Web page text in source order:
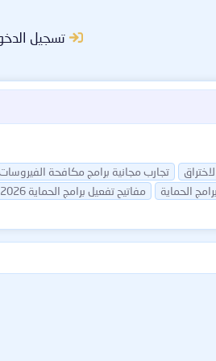
تسجيل
تجارب مجانية برامج مكافحة
الحماية
مفاتيح تفعيل برامج الحماية 2026